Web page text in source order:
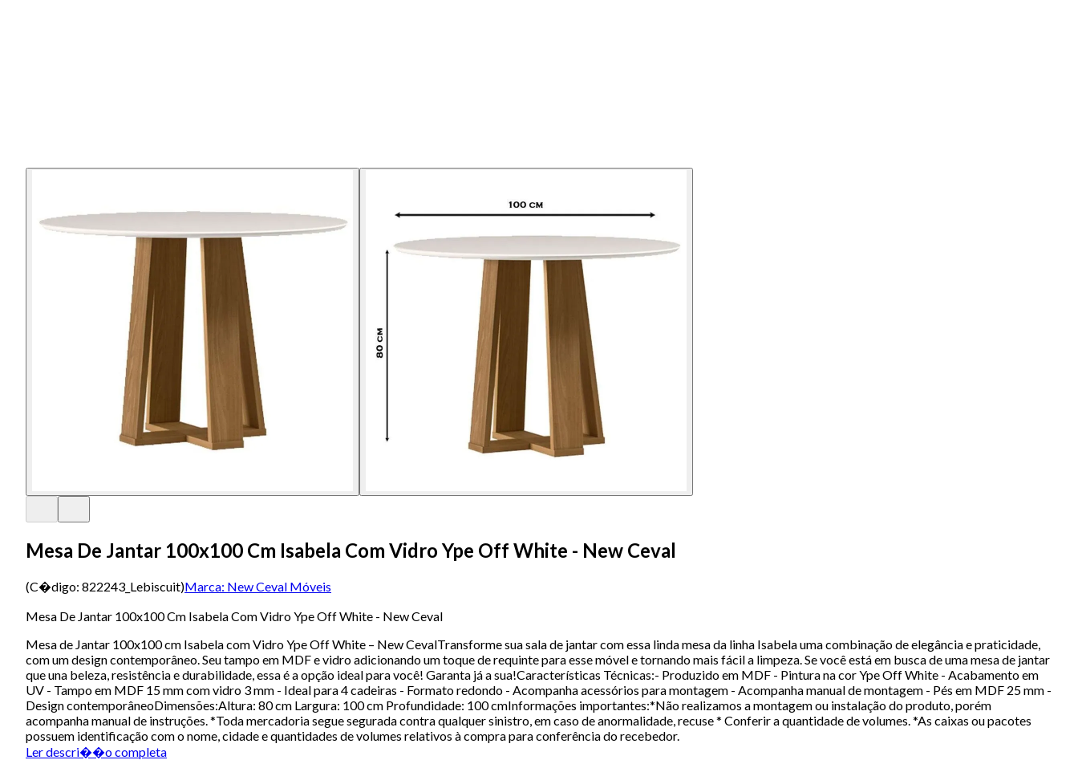
Mesa De Jantar 100x100 Cm Isabela Com Vidro Ype Off White - New Ceval
(C�digo: 822243_Lebiscuit)Marca: New Ceval Móveis
Mesa De Jantar 100x100 Cm Isabela Com Vidro Ype Off White - New Ceval
Mesa de Jantar 100x100 cm Isabela com Vidro Ype Off White – New CevalTransforme sua sala de jantar com essa linda mesa da linha Isabela uma combinação de elegância e praticidade,
com um design contemporâneo. Seu tampo em MDF e vidro adicionando um toque de requinte para esse móvel e tornando mais fácil a limpeza. Se você está em busca de uma mesa de jantar
que una beleza, resistência e durabilidade, essa é a opção ideal para você! Garanta já a sua!Características Técnicas:- Produzido em MDF - Pintura na cor Ype Off White - Acabamento em
UV - Tampo em MDF 15 mm com vidro 3 mm - Ideal para 4 cadeiras - Formato redondo - Acompanha acessórios para montagem - Acompanha manual de montagem - Pés em MDF 25 mm -
Design contemporâneoDimensões:Altura: 80 cm Largura: 100 cm Profundidade: 100 cmInformações importantes:*Não realizamos a montagem ou instalação do produto, porém
acompanha manual de instruções. *Toda mercadoria segue segurada contra qualquer sinistro, em caso de anormalidade, recuse * Conferir a quantidade de volumes. *As caixas ou pacotes
possuem identificação com o nome, cidade e quantidades de volumes relativos à compra para conferência do recebedor.
Ler descri��o completa